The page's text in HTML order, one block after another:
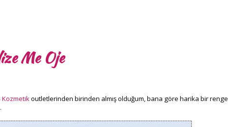
Me Oje
Kozmetikoutletlerinden birinden almış olduğum, bana göre harika bir renge